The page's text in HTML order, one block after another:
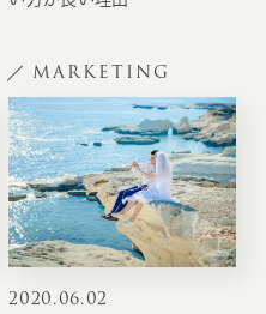
MARKETING
2020.06.02